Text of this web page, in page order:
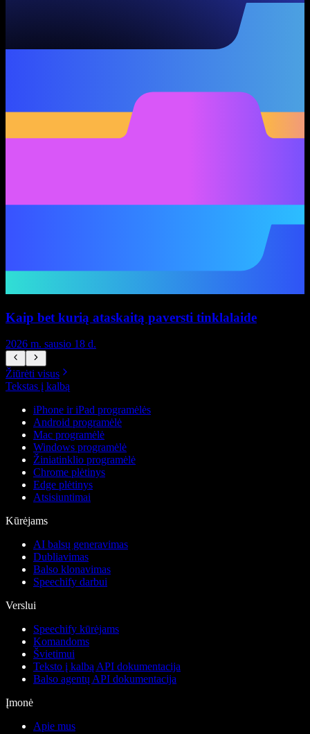
Kaip bet kurią ataskaitą paversti tinklalaide
2026 m. sausio 18 d.
Žiūrėti visus
Tekstas į kalbą
iPhone ir iPad programėlės
Android programėlė
Mac programėlė
Windows programėlė
Žiniatinklio programėlė
Chrome plėtinys
Edge plėtinys
Atsisiuntimai
Kūrėjams
AI balsų generavimas
Dubliavimas
Balso klonavimas
Speechify darbui
Verslui
Speechify kūrėjams
Komandoms
Švietimui
Teksto į kalbą API dokumentacija
Balso agentų API dokumentacija
Įmonė
Apie mus